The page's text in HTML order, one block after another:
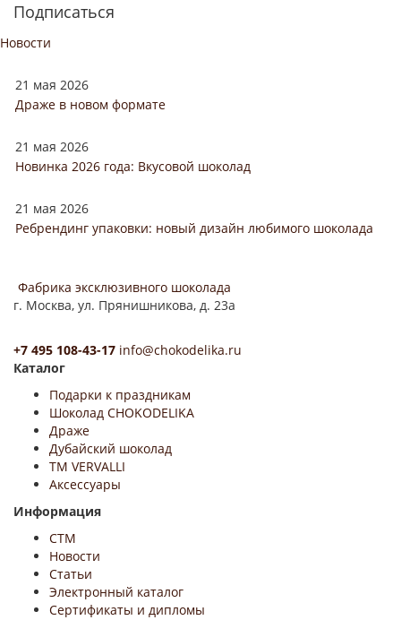
Подписаться
Новости
21 мая 2026
Драже в новом формате
21 мая 2026
Новинка 2026 года: Вкусовой шоколад
21 мая 2026
Ребрендинг упаковки: новый дизайн любимого шоколада
Фабрика эксклюзивного шоколада
г. Москва, ул. Прянишникова, д. 23а
+7 495 108-43-17 info@chokodelika.ru
Каталог
Подарки к праздникам
Шоколад CHOKODELIKA
Драже
Дубайский шоколад
ТМ VERVALLI
Аксессуары
Информация
СТМ
Новости
Статьи
Электронный каталог
Сертификаты и дипломы